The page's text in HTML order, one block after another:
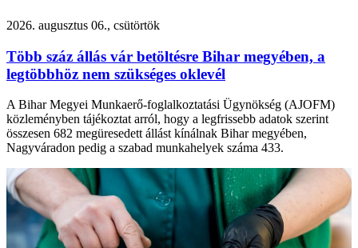
2026. augusztus 06., csütörtök
Több száz állás vár betöltésre Bihar megyében, a
legtöbbhöz nem szükséges oklevél
A Bihar Megyei Munkaerő-foglalkoztatási Ügynökség (AJOFM)
közleményben tájékoztat arról, hogy a legfrissebb adatok szerint
összesen 682 megüresedett állást kínálnak Bihar megyében,
Nagyváradon pedig a szabad munkahelyek száma 433.